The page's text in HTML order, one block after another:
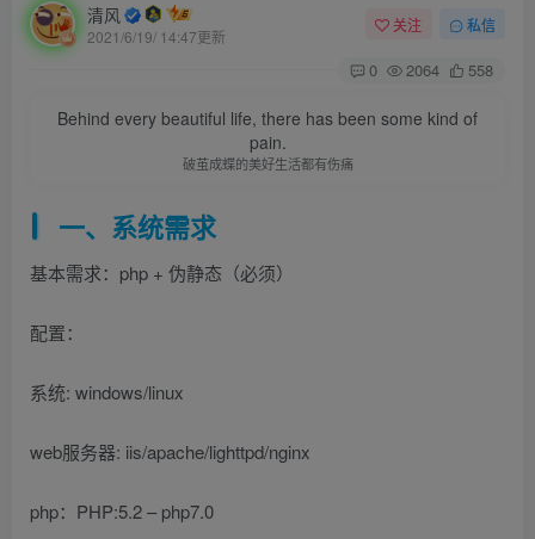
清风
2021/6/19/ 14:47更新
关注 私信
0 2064 558
Behind every beautiful life, there has been some kind of
pain.
破茧成蝶的美好生活都有伤痛
一、系统需求
基本需求：php + 伪静态（必须）
配置：
系统: windows/linux
web服务器: iis/apache/lighttpd/nginx
php：PHP:5.2 – php7.0
没有账号？立即注册